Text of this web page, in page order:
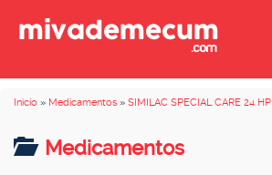
Inicio » Medicamentos » SIMILAC SPECIAL CARE 24 HP
Medicamentos